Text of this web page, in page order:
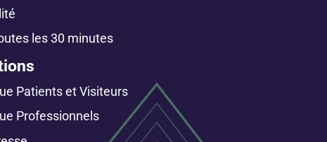
les 30 minutes
Patients et Visiteurs
Professionnels